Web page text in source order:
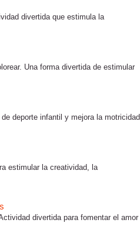
divertida que estimula la
Una forma divertida de estimular
deporte infantil y mejora la motricidad
estimular la creatividad, la
divertida para fomentar el amor